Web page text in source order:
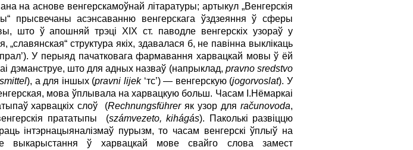
на аснове венгерскамоўнай літаратуры; артыкул „Венгерскія
прысвечаны асэнсаванню венгерскага ўздзеяння ў сферы
што ў апошняй трэці XIX ст. паводле венгерскіх узораў у
структура якіх, здавалася б, не павінна выклікаць
У перыяд пачатковага фармавання харвацкай мовы ў ёй
дэманструе, што для адных назваў (напрыклад, pravno sredstvo
), а для іншых (pravni lijek‘тс’) — венгерскую (jogorvoslat). У
мова ўплывала на харвацкую больш. Часам І.Нёмаркаі
харвацкіх слоў (Rechnungsführerяк узор дляračunovoda,
прататыпы (számvezeto, kihágás). Паколькі развіццю
інтэрнацыяналізмаў пурызм, то часам венгерскі ўплыў на
ў харвацкай мове свайго слова замест